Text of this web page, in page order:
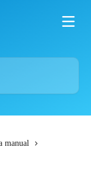
manual